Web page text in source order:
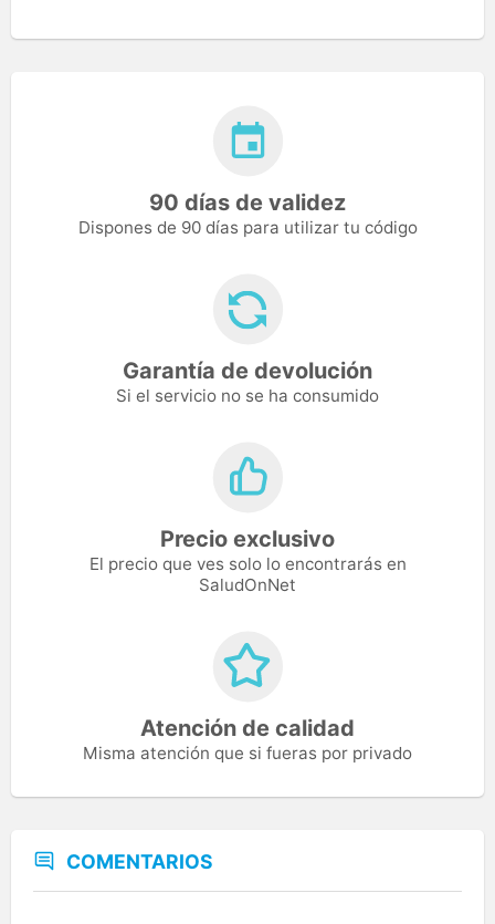
90 días de validez
Dispones de 90 días para utilizar tu código
Garantía de devolución
Si el servicio no se ha consumido
Precio exclusivo
El precio que ves solo lo encontrarás en
SaludOnNet
Atención de calidad
Misma atención que si fueras por privado
COMENTARIOS